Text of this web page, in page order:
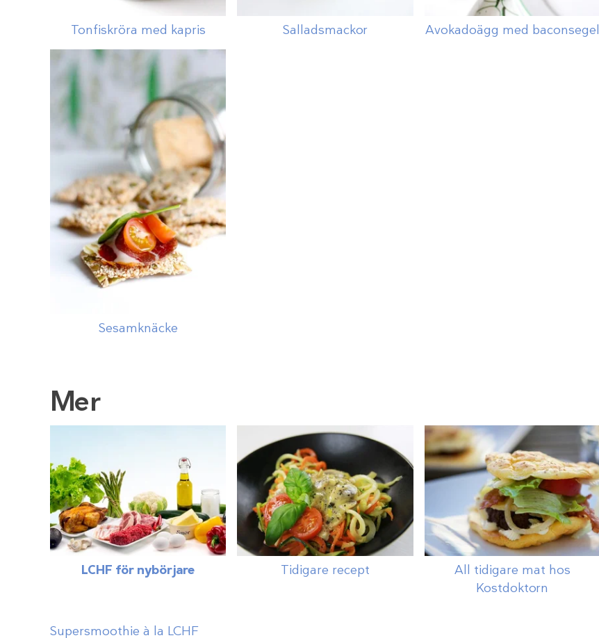
Tonfiskröra med kapris Salladsmackor Avokadoägg med baconsegel
Sesamknäcke
Mer
LCHF för nybörjare Tidigare recept
All tidigare mat hos
Kostdoktorn
Supersmoothie à la LCHF